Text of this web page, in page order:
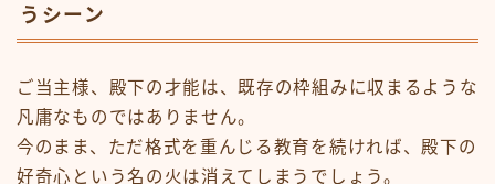
うシーン
ご当主様、殿下の才能は、既存の枠組みに収まるような
凡庸なものではありません。
今のまま、ただ格式を重んじる教育を続ければ、殿下の
好奇心という名の火は消えてしまうでしょう。